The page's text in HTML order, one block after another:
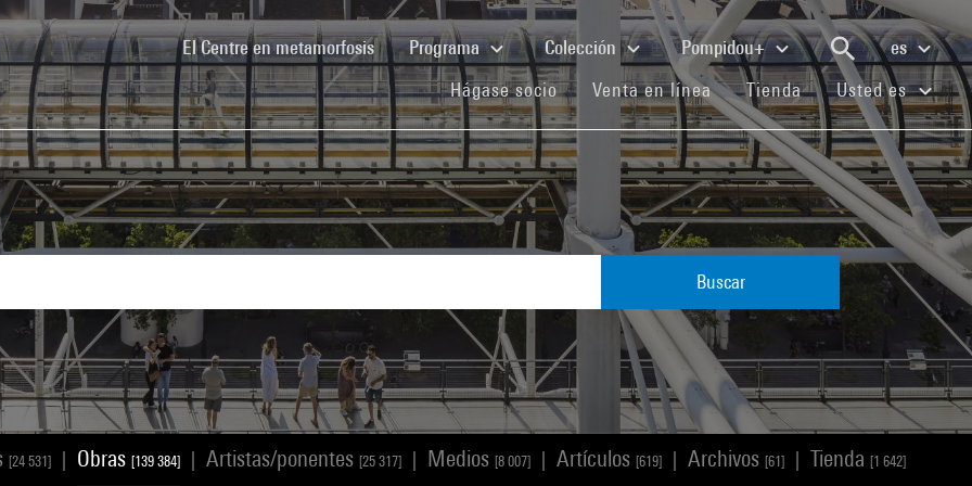
El Centre en metamorfosis(current)Programa Colección Pompidou+
es
Hágase socio(current)Venta en línea(current)
Tienda(current)Usted es
Buscar
[24 531] Obras [139 384] Artistas/ponentes [25 317] Medios [8 007] Artículos [619] Archivos [61] Tienda [1 642]